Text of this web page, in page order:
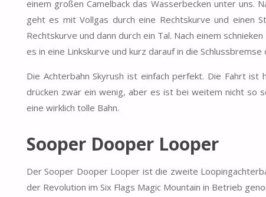
einem großen Camelback das Wasserbecken unter uns.
geht es mit Vollgas durch eine Rechtskurve und einen
Rechtskurve und dann durch ein Tal. Nach einem
es in eine Linkskurve und kurz darauf in die Schlussbremse
Die Achterbahn Skyrush ist einfach perfekt. Die Fahrt
drücken zwar ein wenig, aber es ist bei weitem nicht so
eine wirklich tolle Bahn.
Sooper Dooper Looper
Der Sooper Dooper Looper ist die zweite
der Revolution im Six Flags Magic Mountain in Betrieb